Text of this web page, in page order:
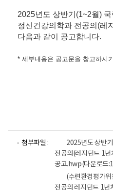
2025년도 상반기(1~2월)
정신건강의학과 전공의(레
다음과 같이 공고합니다.
* 세부내용은 공고문을 참고하시
첨부파일 :
2025년도 상반
전공의(레지던트 1년
공고.hwp(다운로드
(수련환경평가위
전공의 레지던트 1년